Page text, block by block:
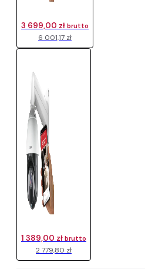
6 001,17 zł
3 699,00 zł brutto
2 779,80 zł
1 389,00 zł brutto